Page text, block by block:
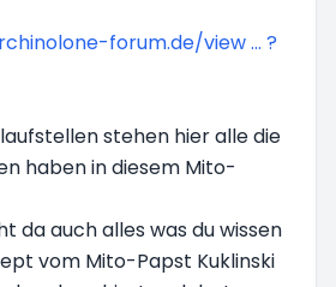
forum.de/view ... ?
stehen hier alle die
haben in diesem Mito-
da auch alles was du wissen
vom Mito-Papst Kuklinski